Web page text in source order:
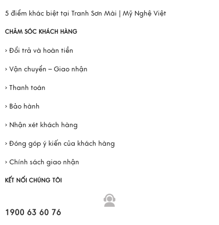
5 điểm khác biệt tại Tranh Sơn Mài | Mỹ Nghệ Việt
CHĂM SÓC KHÁCH HÀNG
› Đổi trả và hoàn tiền
› Vận chuyển – Giao nhận
› Thanh toán
› Bảo hành
› Nhận xét khách hàng
› Đóng góp ý kiến của khách hàng
› Chính sách giao nhận
KẾT NỐI CHÚNG TÔI
1900 63 60 76